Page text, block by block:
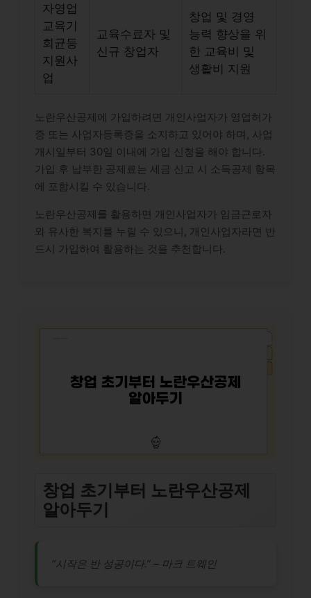
자영업
교육기
회균등
지원사
업
교육수료자 및
신규 창업자
창업 및 경영
능력 향상을 위
한 교육비 및
생활비 지원
노란우산공제에 가입하려면 개인사업자가 영업허가
증 또는 사업자등록증을 소지하고 있어야 하며, 사업
개시일부터 30일 이내에 가입 신청을 해야 합니다.
가입 후 납부한 공제료는 세금 신고 시 소득공제 항목
에 포함시킬 수 있습니다.
노란우산공제를 활용하면 개인사업자가 임금근로자
와 유사한 복지를 누릴 수 있으니, 개인사업자라면 반
드시 가입하여 활용하는 것을 추천합니다.
창업 초기부터 노란우산공제
알아두기
“시작은 반 성공이다.” – 마크 트웨인